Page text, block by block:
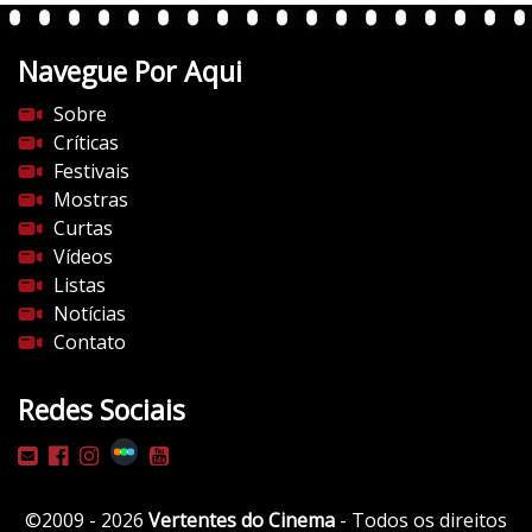
n
e
s
d
o
c
i
n
e
m
a
c
o
m
w
Navegue Por Aqui
Sobre
Críticas
Festivais
Mostras
Curtas
Vídeos
Listas
Notícias
Contato
Redes Sociais
©2009 - 2026 Vertentes do Cinema - Todos os direitos